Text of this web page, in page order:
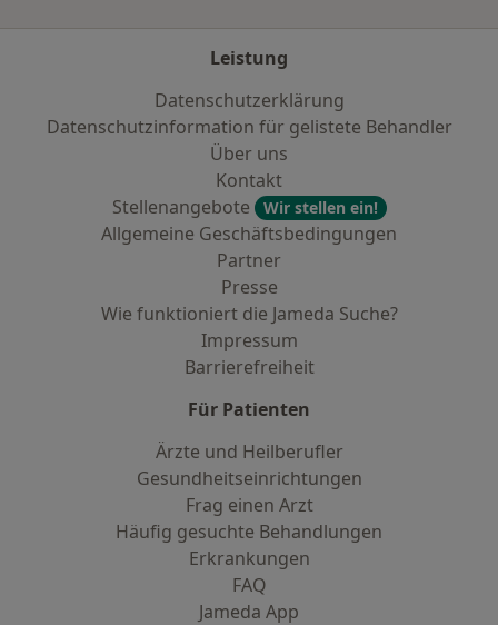
Leistung
Datenschutzerklärung
Datenschutzinformation für gelistete Behandler
Über uns
Kontakt
Stellenangebote
Wir stellen ein!
Allgemeine Geschäftsbedingungen
Partner
Presse
Wie funktioniert die Jameda Suche?
Impressum
Barrierefreiheit
Für Patienten
Ärzte und Heilberufler
Gesundheitseinrichtungen
Frag einen Arzt
Häufig gesuchte Behandlungen
Erkrankungen
FAQ
Jameda App